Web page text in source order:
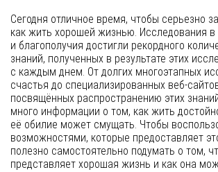
Сегодня отличное время, чтобы серьезно
как жить хорошей жизнью. Исследования в
и благополучия достигли рекордного
знаний, полученных в результате этих
с каждым днем. От долгих многоэтапных
счастья до специализированных веб-
посвящённых распространению этих
много информации о том, как жить
её обилие может смущать. Чтобы
возможностями, которые предоставляет
полезно самостоятельно подумать о том,
представляет хорошая жизнь и как она